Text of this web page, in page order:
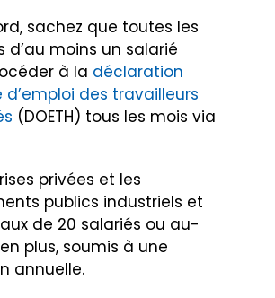
sachez que toutes les
d’au moins un salarié
à la déclaration
des travailleurs
(DOETH) tous les mois via
privées et les
publics industriels et
de 20 salariés ou au-
plus, soumis à une
annuelle.